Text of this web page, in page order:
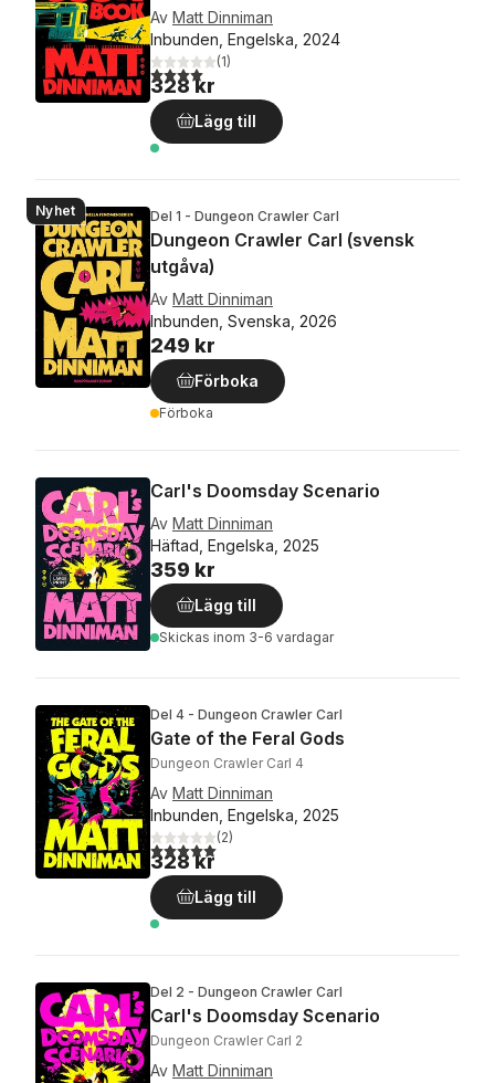
Av Matt Dinniman
Inbunden, Engelska, 2024
4,0utav 5 stjärnor. Totalt antal röster:
(1)
328 kr
Lägg till
Nyhet Del 1 - Dungeon Crawler Carl
Dungeon Crawler Carl (svensk
utgåva)
Av Matt Dinniman
Inbunden, Svenska, 2026
249 kr
Förboka
Förboka
Carl's Doomsday Scenario
Av Matt Dinniman
Häftad, Engelska, 2025
359 kr
Lägg till
Skickas inom 3-6 vardagar
Del 4 - Dungeon Crawler Carl
Gate of the Feral Gods
Dungeon Crawler Carl 4
Av Matt Dinniman
Inbunden, Engelska, 2025
5,0utav 5 stjärnor. Totalt antal röster:
(2)
328 kr
Lägg till
Del 2 - Dungeon Crawler Carl
Carl's Doomsday Scenario
Dungeon Crawler Carl 2
Av Matt Dinniman